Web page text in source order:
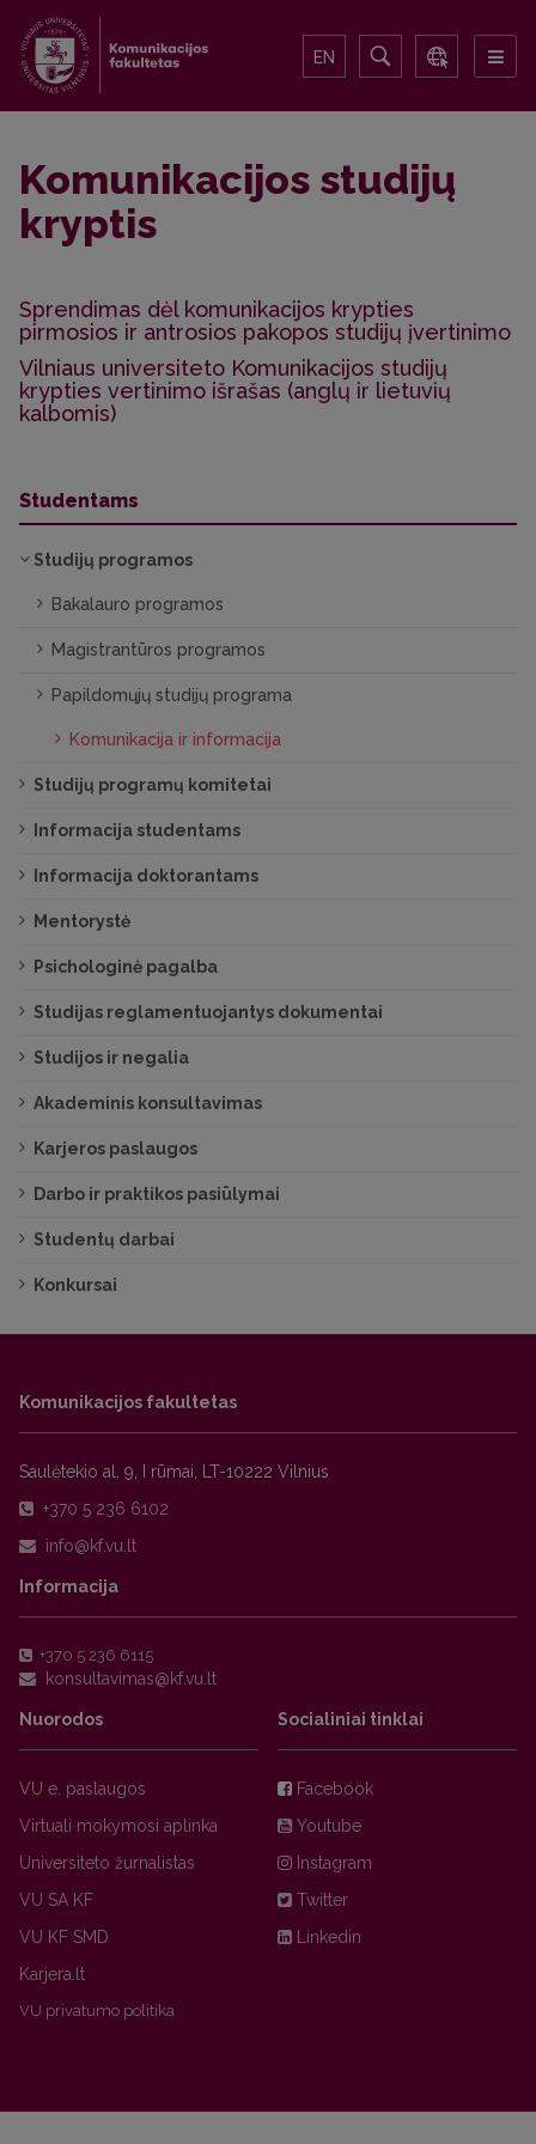
EN
Komunikacijos studijų
kryptis
Sprendimas dėl komunikacijos krypties
pirmosios ir antrosios pakopos studijų įvertinimo
Vilniaus universiteto Komunikacijos studijų
krypties vertinimo išrašas (anglų ir lietuvių
kalbomis)
Studentams
Studijų programos
Bakalauro programos
Magistrantūros programos
Papildomųjų studijų programa
Komunikacija ir informacija
Studijų programų komitetai
Informacija studentams
Informacija doktorantams
Mentorystė
Psichologinė pagalba
Studijas reglamentuojantys dokumentai
Studijos ir negalia
Akademinis konsultavimas
Karjeros paslaugos
Darbo ir praktikos pasiūlymai
Studentų darbai
Konkursai
Komunikacijos fakultetas
Saulėtekio al. 9, I rūmai, LT-10222 Vilnius
+370 5 236 6102
Informacija
+370 5 236 6115
Nuorodos
VU e. paslaugos
Virtuali mokymosi aplinka
Universiteto žurnalistas
VU SA KF
VU KF SMD
Karjera.lt
VU privatumo politika
Socialiniai tinklai
Facebook
Youtube
Instagram
Twitter
Linkedin